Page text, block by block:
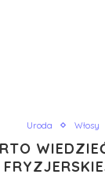
Uroda Włosy